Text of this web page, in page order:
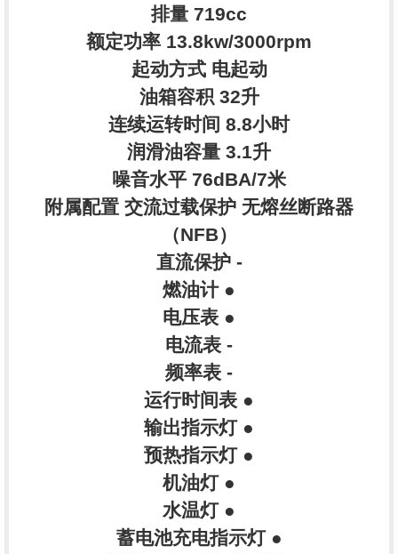
排量 719cc
额定功率 13.8kw/3000rpm
起动方式 电起动
油箱容积 32升
连续运转时间 8.8小时
润滑油容量 3.1升
噪音水平 76dBA/7米
附属配置 交流过载保护 无熔丝断路器
（NFB）
直流保护 -
燃油计 ●
电压表 ●
电流表 -
频率表 -
运行时间表 ●
输出指示灯 ●
预热指示灯 ●
机油灯 ●
水温灯 ●
蓄电池充电指示灯 ●